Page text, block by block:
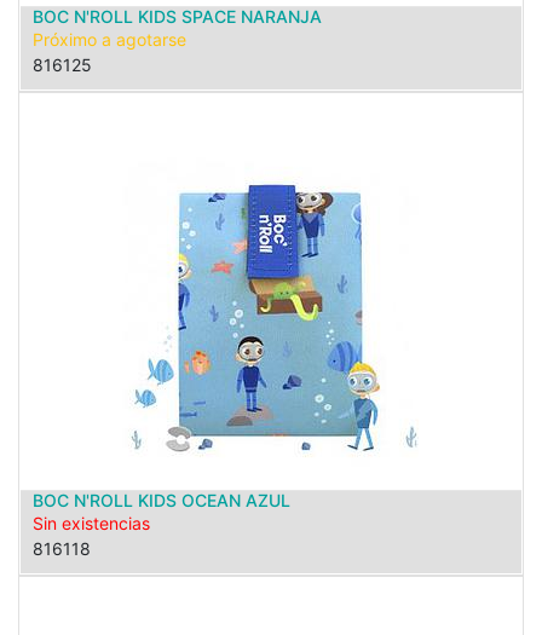
BOC N'ROLL KIDS SPACE NARANJA
Próximo a agotarse
816125
BOC N'ROLL KIDS OCEAN AZUL
Sin existencias
816118